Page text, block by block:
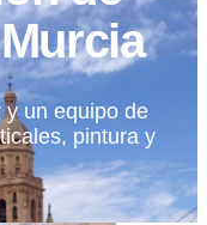
y un equipo de
pintura y